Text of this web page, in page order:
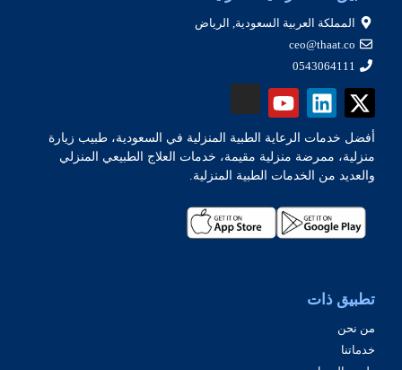
المملكة العربية السعودية, الرياض
ceo@thaat.co
0543064111
أفضل خدمات الرعاية الطبية المنزلية في السعودية، طبيب زيارة
منزلية، ممرضة منزلية مقيمة، خدمات العلاج الطبيعي المنزلي
والعديد من الخدمات الطبية المنزلية.
تطبيق ذات
من نحن
خدماتنا